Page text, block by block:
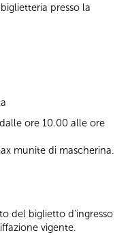
presso la
ore 10.00 alle ore
munite di mascherina.
del biglietto d’ingresso
vigente.